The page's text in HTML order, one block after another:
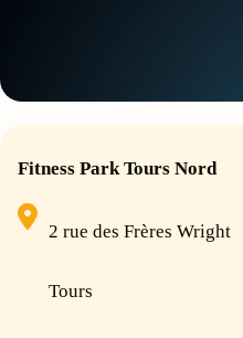
Fitness Park Tours Nord
2 rue des Frères Wright
Tours